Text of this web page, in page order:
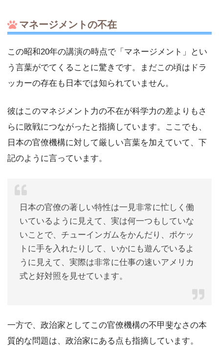
マネージメントの不在
この昭和20年の講演の時点で「マネージメント」とい
う言葉がでてくることに驚きです。まだこの頃はドラ
ッカーの存在も日本では知られていません。
彼はこのマネジメント力の不在が科学力の差よりもさ
らに敗戦につながったと指摘しています。ここでも、
日本の官僚機構に対して厳しい言葉を加えていて、下
記のように言っています。
日本の官僚の著しい特性は一見非常に忙しく働
いているように見えて、実は何一つもしていな
いことで、チューインガムをかんだり、ポケッ
トに手を入れたりして、いかにも遊んでいるよ
うに見えて、実際は非常に仕事の速いアメリカ
式と好対照を見せています。
一方で、政治家としてこの官僚機構の不甲斐なさの本
質的な問題は、政治家にある点も指摘しています。